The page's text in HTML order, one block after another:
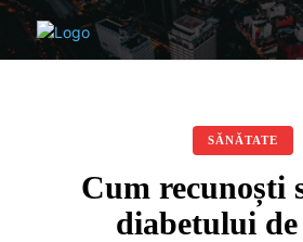
SĂNĂTATE
Cum recunoști
diabetului